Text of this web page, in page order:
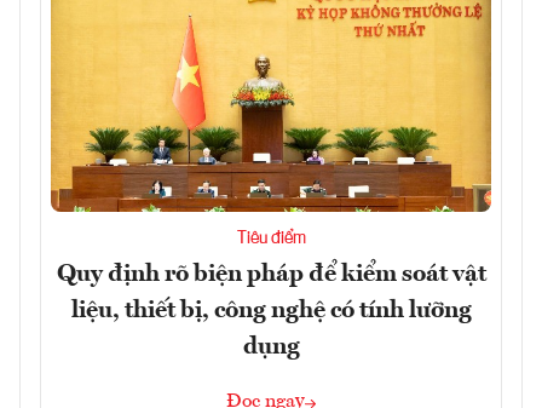
Tiêu điểm
Quy định rõ biện pháp để kiểm soát vật
liệu, thiết bị, công nghệ có tính lưỡng
dụng
Đọc ngay